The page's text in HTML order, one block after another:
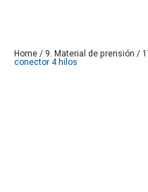
Home/ 9. Material de prensión /
conector 4 hilos